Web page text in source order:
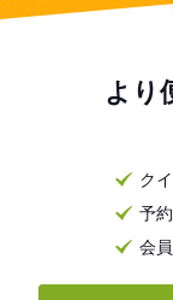
より
ク
予
会